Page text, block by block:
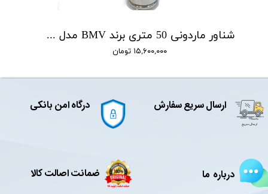
شناور ماردونی 50 متری برند BMV مدل QGD1.8-50-0.5
۱۵,۶۰۰,۰۰۰ تومان
ارسال سریع سفارش درگاه امن بانکی
درباره ما ضمانت اصالت کالا